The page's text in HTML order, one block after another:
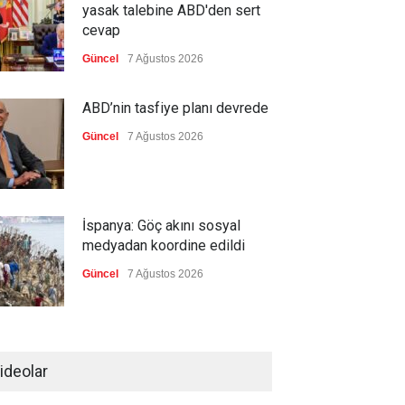
yasak talebine ABD'den sert
cevap
Güncel 7 Ağustos 2026
ABD’nin tasfiye planı devrede
Güncel 7 Ağustos 2026
İspanya: Göç akını sosyal
medyadan koordine edildi
Güncel 7 Ağustos 2026